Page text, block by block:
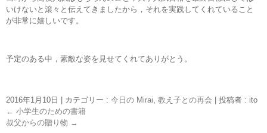
いけないと滾々と伝えてきましたから，それを実践してくれていること
が非常に嬉しいです。
予定のある中，素敵な姿を見せてくれてありがとう。
2016年1月10日 カテゴリー : 今日の Mirai, 教え子との再会
投稿者 : ito
← 小学生のための書籍
叔父からの贈り物 →